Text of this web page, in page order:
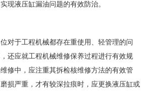
现液压缸漏油问题的有效防治。
对于工程机械都存在重使用、轻管理的问
还应就工程机械维修保养过程进行有效规
修中，应注重其拆检核维修方法的有效管
损严重，才有较深拉痕时，应更换液压缸或